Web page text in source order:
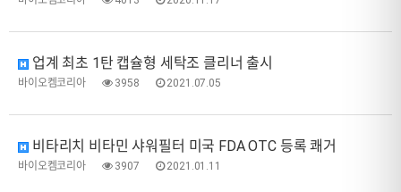
업계 최초 1탄 캡슐형 세탁조 클리너 출시
바이오켐코리아 3958 2021.07.05
비타리치 비타민 샤워필터 미국 FDA OTC 등록 쾌거
바이오켐코리아 3907 2021.01.11